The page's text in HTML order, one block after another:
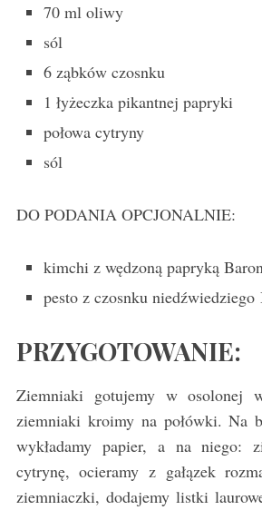
70 ml oliwy
sól
6 ząbków czosnku
1 łyżeczka pikantnej papryki
połowa cytryny
sól
DO PODANIA OPCJONALNIE:
kimchi z wędzoną papryką
pesto z czosnku
PRZYGOTOWANIE:
Ziemniaki gotujemy w osolonej
ziemniaki kroimy na połówki. Na
wykładamy papier, a na niego:
cytrynę, ocieramy z gałązek
ziemniaczki, dodajemy listki